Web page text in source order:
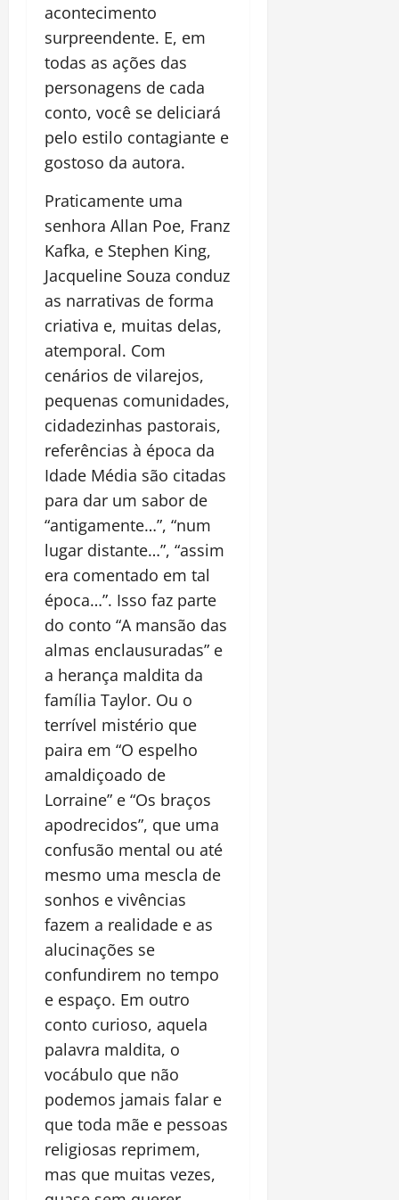
acontecimento
surpreendente. E, em
todas as ações das
personagens de cada
conto, você se deliciará
pelo estilo contagiante e
gostoso da autora.
Praticamente uma
senhora Allan Poe, Franz
Kafka, e Stephen King,
Jacqueline Souza conduz
as narrativas de forma
criativa e, muitas delas,
atemporal. Com
cenários de vilarejos,
pequenas comunidades,
cidadezinhas pastorais,
referências à época da
Idade Média são citadas
para dar um sabor de
“antigamente…”, “num
lugar distante…”, “assim
era comentado em tal
época…”. Isso faz parte
do conto “A mansão das
almas enclausuradas” e
a herança maldita da
família Taylor. Ou o
terrível mistério que
paira em “O espelho
amaldiçoado de
Lorraine” e “Os braços
apodrecidos”, que uma
confusão mental ou até
mesmo uma mescla de
sonhos e vivências
fazem a realidade e as
alucinações se
confundirem no tempo
e espaço. Em outro
conto curioso, aquela
palavra maldita, o
vocábulo que não
podemos jamais falar e
que toda mãe e pessoas
religiosas reprimem,
mas que muitas vezes,